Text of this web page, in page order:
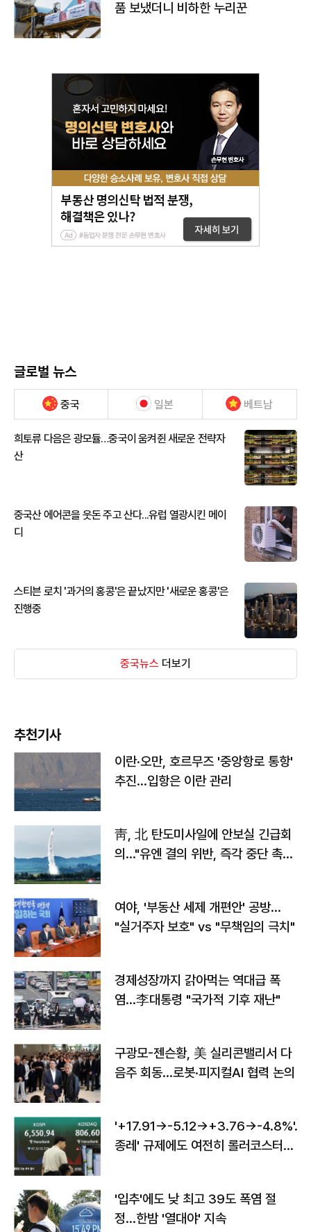
품 보냈더니 비하한 누리꾼
글로벌 뉴스
중국 일본 베트남
희토류 다음은 광모듈…중국이 움켜쥔 새로운 전략자
산
중국산 에어콘을 웃돈 주고 산다...유럽 열광시킨 메이
디
스티븐 로치 '과거의 홍콩'은 끝났지만 '새로운 홍콩'은
진행중
중국뉴스 더보기
추천기사
이란·오만, 호르무즈 '중앙항로 통항'
추진…입항은 이란 관리
靑, 北 탄도미사일에 안보실 긴급회
의…"유엔 결의 위반, 즉각 중단 촉
여야, '부동산 세제 개편안' 공방…
"실거주자 보호" vs "무책임의 극치"
경제성장까지 갉아먹는 역대급 폭
염…李대통령 "국가적 기후 재난"
구광모-젠슨황, 美 실리콘밸리서 다
음주 회동…로봇·피지컬AI 협력 논의
'+17.91→-5.12→+3.76→-4.8%'…'
종레' 규제에도 여전히 롤러코스터
'입추'에도 낮 최고 39도 폭염 절
정…한밤 '열대야' 지속